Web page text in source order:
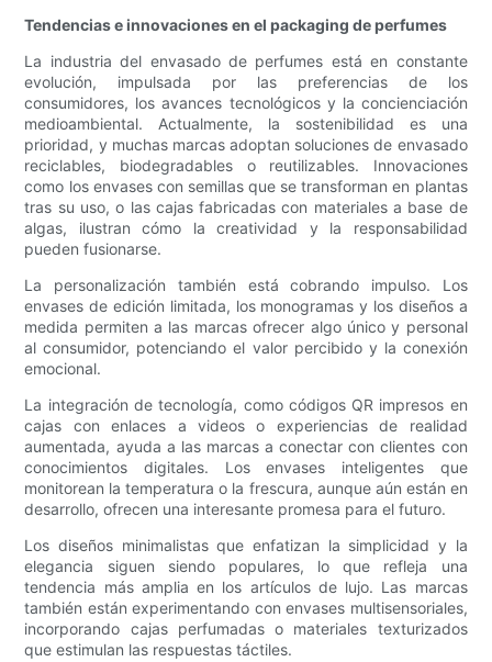
Tendencias e innovaciones en el packaging de perfumes
La industria del envasado de perfumes está en constante
evolución, impulsada por las preferencias de los
consumidores, los avances tecnológicos y la concienciación
medioambiental. Actualmente, la sostenibilidad es una
prioridad, y muchas marcas adoptan soluciones de envasado
reciclables, biodegradables o reutilizables. Innovaciones
como los envases con semillas que se transforman en plantas
tras su uso, o las cajas fabricadas con materiales a base de
algas, ilustran cómo la creatividad y la responsabilidad
pueden fusionarse.
La personalización también está cobrando impulso. Los
envases de edición limitada, los monogramas y los diseños a
medida permiten a las marcas ofrecer algo único y personal
al consumidor, potenciando el valor percibido y la conexión
emocional.
La integración de tecnología, como códigos QR impresos en
cajas con enlaces a videos o experiencias de realidad
aumentada, ayuda a las marcas a conectar con clientes con
conocimientos digitales. Los envases inteligentes que
monitorean la temperatura o la frescura, aunque aún están en
desarrollo, ofrecen una interesante promesa para el futuro.
Los diseños minimalistas que enfatizan la simplicidad y la
elegancia siguen siendo populares, lo que refleja una
tendencia más amplia en los artículos de lujo. Las marcas
también están experimentando con envases multisensoriales,
incorporando cajas perfumadas o materiales texturizados
que estimulan las respuestas táctiles.